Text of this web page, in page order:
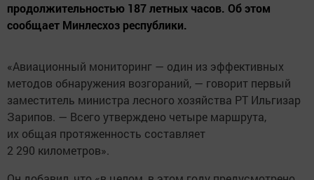
продолжительностью 187 летных часов. Об этом
сообщает Минлесхоз республики.
«Авиационный мониторинг — один из эффективных
методов обнаружения возгораний, — говорит первый
заместитель министра лесного хозяйства РТ Ильгизар
Зарипов. — Всего утверждено четыре маршрута,
их общая протяженность составляет
2 290 километров».